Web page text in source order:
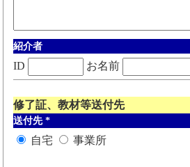
紹介者
ID お名前
修了証、教材等送付先
送付先 *
自宅 事業所